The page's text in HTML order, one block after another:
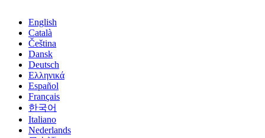
English
Català
Čeština
Dansk
Deutsch
Ελληνικά
Español
Français
한국어
Italiano
Nederlands